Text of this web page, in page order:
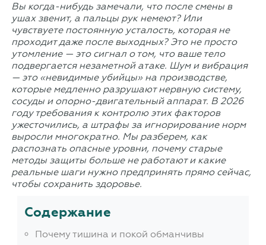
Вы когда-нибудь замечали, что после смены в
ушах звенит, а пальцы рук немеют? Или
чувствуете постоянную усталость, которая не
проходит даже после выходных? Это не просто
утомление — это сигнал о том, что ваше тело
подвергается незаметной атаке. Шум и вибрация
— это «невидимые убийцы» на производстве,
которые медленно разрушают нервную систему,
сосуды и опорно-двигательный аппарат. В 2026
году требования к контролю этих факторов
ужесточились, а штрафы за игнорирование норм
выросли многократно. Мы разберем, как
распознать опасные уровни, почему старые
методы защиты больше не работают и какие
реальные шаги нужно предпринять прямо сейчас,
чтобы сохранить здоровье.
Содержание
Почему тишина и покой обманчивы